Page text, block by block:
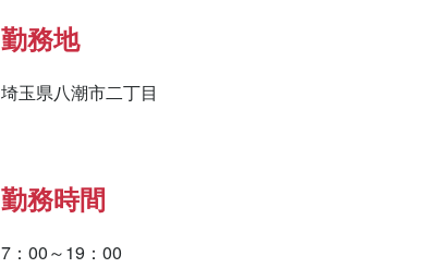
勤務地
埼玉県八潮市二丁目
勤務時間
7：00～19：00